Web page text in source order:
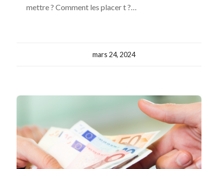
mettre ? Comment les placer t ?…
mars 24, 2024